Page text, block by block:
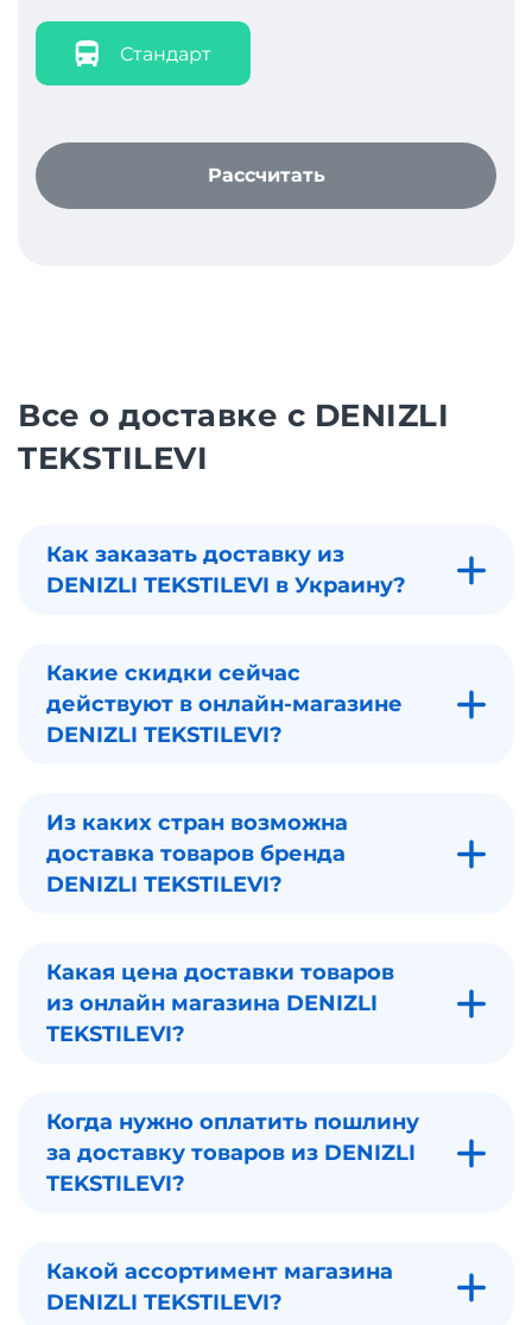
Стандарт
Рассчитать
Все о доставке с DENIZLI
TEKSTILEVI
Как заказать доставку из
DENIZLI TEKSTILEVI в Украину?
Какие скидки сейчас
действуют в онлайн-магазине
DENIZLI TEKSTILEVI?
Из каких стран возможна
доставка товаров бренда
DENIZLI TEKSTILEVI?
Какая цена доставки товаров
из онлайн магазина DENIZLI
TEKSTILEVI?
Когда нужно оплатить пошлину
за доставку товаров из DENIZLI
TEKSTILEVI?
Какой ассортимент магазина
DENIZLI TEKSTILEVI?